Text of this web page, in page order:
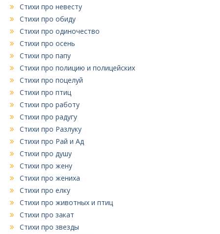
Стихи про невесту
Стихи про обиду
Стихи про одиночество
Стихи про осень
Стихи про папу
Стихи про полицию и полицейских
Стихи про поцелуй
Стихи про птиц
Стихи про работу
Стихи про радугу
Стихи про Разлуку
Стихи про Рай и Ад
Стихи про душу
Стихи про жену
Стихи про жениха
Стихи про елку
Стихи про животных и птиц
Стихи про закат
Стихи про звезды